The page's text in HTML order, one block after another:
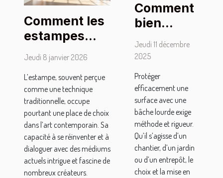
Comment les
estampes
façonnent-
elles l'art
contemporain
?
Jeudi 8 janvier 2026
L’estampe, souvent perçue
comme une technique
traditionnelle, occupe
pourtant une place de choix
dans l’art contemporain. Sa
capacité à se réinventer et à
dialoguer avec des médiums
actuels intrigue et fascine de
nombreux créateurs.
Comment
bien
sécuriser
une
avec une
bâche
lourde ?
Jeudi 11 décembre
2025
Protéger
efficacement une
surface avec une
bâche lourde exige
méthode et rigueur.
Qu’il s’agisse d’un
chantier, d’un jardin
ou d’un entrepôt, le
choix et la mise en